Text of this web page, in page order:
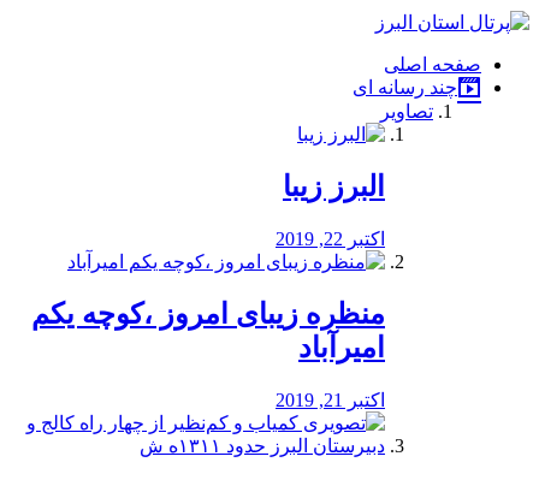
فصد
شرق
تهران
خشکشویی
صفحه اصلی
چند رسانه ای
تصاویر
البرز زیبا
اکتبر 22, 2019
منظره‌‌ زیبای امروز ،کوچه یکم
امیرآباد
اکتبر 21, 2019